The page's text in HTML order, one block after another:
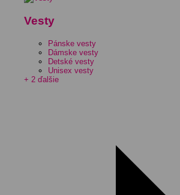
Vesty
Pánske vesty
Dámske vesty
Detské vesty
Unisex vesty
+ 2 ďalšie